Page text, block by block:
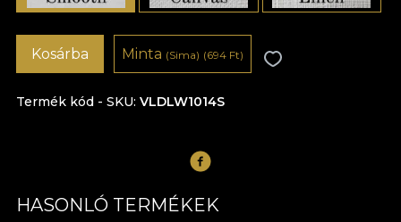
Termék kód - SKU VLDLW1014S
Kosárba Minta (Sima) (694 Ft)
HASONLÓ TERMÉKEK